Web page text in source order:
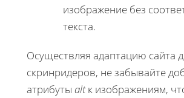
изображение без
текста.
Осуществляя адаптацию сайта
скринридеров, не забывайте
атрибуты altк изображениям,